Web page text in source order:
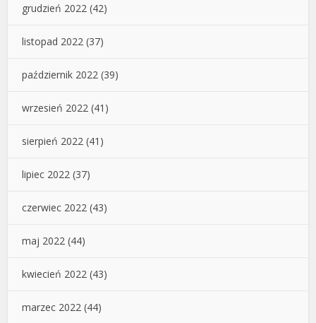
grudzień 2022 (42)
listopad 2022 (37)
październik 2022 (39)
wrzesień 2022 (41)
sierpień 2022 (41)
lipiec 2022 (37)
czerwiec 2022 (43)
maj 2022 (44)
kwiecień 2022 (43)
marzec 2022 (44)